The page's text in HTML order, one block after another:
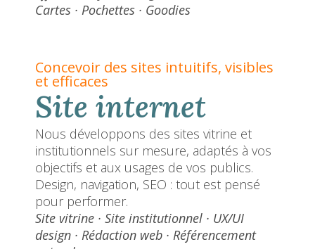
Cartes · Pochettes · Goodies
Concevoir des sites intuitifs, visibles
et efficaces
Site internet
Nous développons des sites vitrine et
institutionnels sur mesure, adaptés à vos
objectifs et aux usages de vos publics.
Design, navigation, SEO : tout est pensé
pour performer.
Site vitrine · Site institutionnel · UX/UI
design · Rédaction web · Référencement